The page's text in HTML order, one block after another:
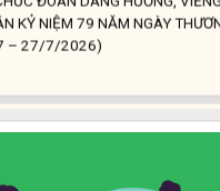
KỶ NIỆM 79 NĂM NGÀY
– 27/7/2026)
ĐÌNH CHÍNH SÁCH NHÂN KỶ